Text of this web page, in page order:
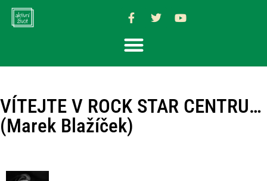
VÍTEJTE V ROCK STAR CENTRU…
(Marek Blažíček)